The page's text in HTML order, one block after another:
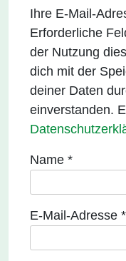
Ihre E-Mail-
Erforderliche
der Nutzung
dich mit der
deiner Daten
einverstanden.
Name *
E-Mail-Adresse *